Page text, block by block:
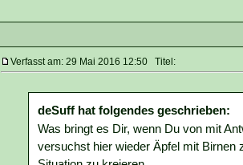
Verfasst am: 29 Mai 2016 12:50 Titel:
deSuff hat folgendes geschrieben:
Was bringt es Dir, wenn Du von mit
versuchst hier wieder Äpfel mit Birnen